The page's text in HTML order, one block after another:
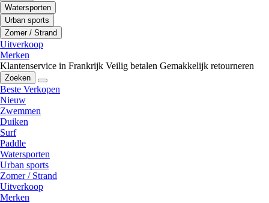
Watersporten
Urban sports
Zomer / Strand
Uitverkoop
Merken
Klantenservice in Frankrijk Veilig betalen Gemakkelijk retourneren
Zoeken
Beste Verkopen
Nieuw
Zwemmen
Duiken
Surf
Paddle
Watersporten
Urban sports
Zomer / Strand
Uitverkoop
Merken